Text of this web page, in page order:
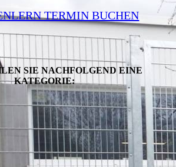
TERMIN BUCHEN
SIE NACHFOLGEND EINE
KATEGORIE: